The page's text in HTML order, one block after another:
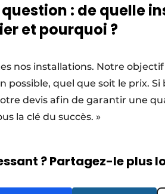
question : de quelle
et pourquoi ?
nos installations. Notre
possible, quel que soit le prix.
devis afin de garantir une
la clé du succès. »
? Partagez-le plus